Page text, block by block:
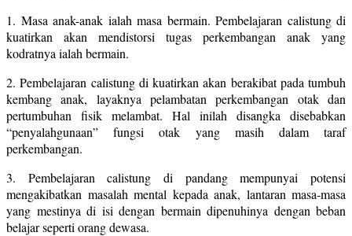
1. Masa anak-anak ialah masa bermain. Pembelajaran calistung di
kuatirkan akan mendistorsi tugas perkembangan anak yang
kodratnya ialah bermain.
2. Pembelajaran calistung di kuatirkan akan berakibat pada tumbuh
kembang anak, layaknya pelambatan perkembangan otak dan
pertumbuhan fisik melambat. Hal inilah disangka disebabkan
“penyalahgunaan” fungsi otak yang masih dalam taraf
perkembangan.
3. Pembelajaran calistung di pandang mempunyai potensi
mengakibatkan masalah mental kepada anak, lantaran masa-masa
yang mestinya di isi dengan bermain dipenuhinya dengan beban
belajar seperti orang dewasa.